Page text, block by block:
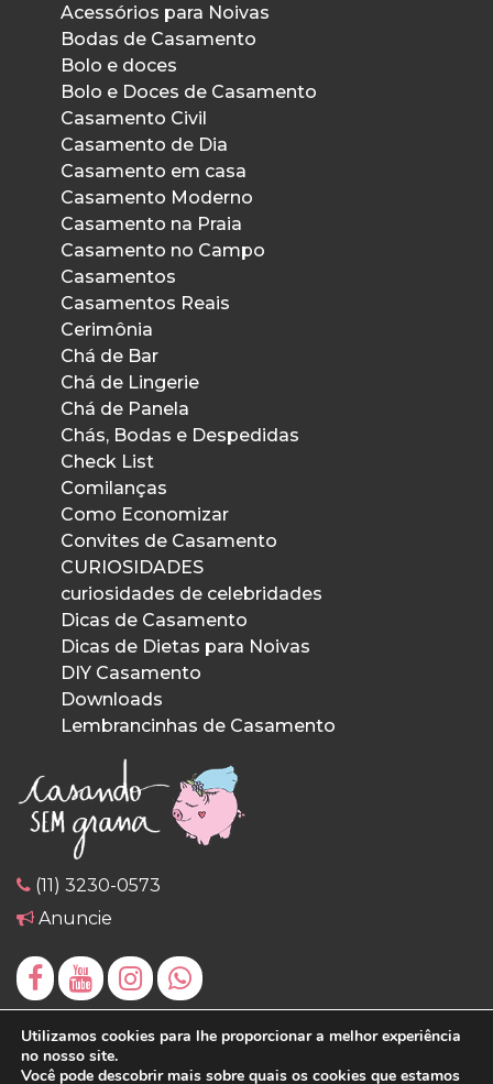
Acessórios para Noivas
Bodas de Casamento
Bolo e doces
Bolo e Doces de Casamento
Casamento Civil
Casamento de Dia
Casamento em casa
Casamento Moderno
Casamento na Praia
Casamento no Campo
Casamentos
Casamentos Reais
Cerimônia
Chá de Bar
Chá de Lingerie
Chá de Panela
Chás, Bodas e Despedidas
Check List
Comilanças
Como Economizar
Convites de Casamento
CURIOSIDADES
curiosidades de celebridades
Dicas de Casamento
Dicas de Dietas para Noivas
DIY Casamento
Downloads
Lembrancinhas de Casamento
(11) 3230-0573
Anuncie
Utilizamos cookies para lhe proporcionar a melhor experiência
no nosso site.
Você pode descobrir mais sobre quais os cookies que estamos